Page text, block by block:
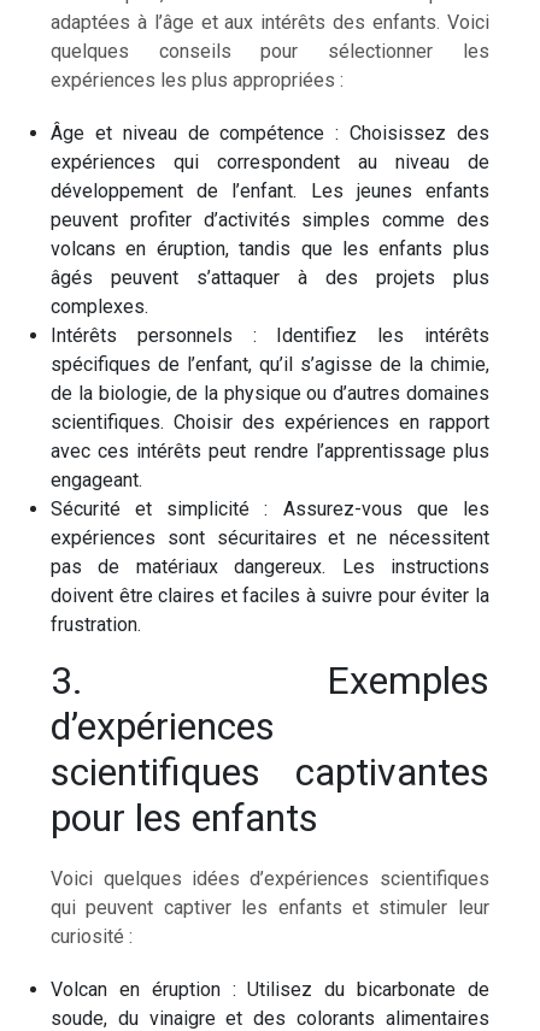
adaptées à l’âge et aux intérêts des enfants. Voici
quelques conseils pour sélectionner les
expériences les plus appropriées :
Âge et niveau de compétence : Choisissez des
expériences qui correspondent au niveau de
développement de l’enfant. Les jeunes enfants
peuvent profiter d’activités simples comme des
volcans en éruption, tandis que les enfants plus
âgés peuvent s’attaquer à des projets plus
complexes.
Intérêts personnels : Identifiez les intérêts
spécifiques de l’enfant, qu’il s’agisse de la chimie,
de la biologie, de la physique ou d’autres domaines
scientifiques. Choisir des expériences en rapport
avec ces intérêts peut rendre l’apprentissage plus
engageant.
Sécurité et simplicité : Assurez-vous que les
expériences sont sécuritaires et ne nécessitent
pas de matériaux dangereux. Les instructions
doivent être claires et faciles à suivre pour éviter la
frustration.
3. Exemples
d’expériences
scientifiques captivantes
pour les enfants
Voici quelques idées d’expériences scientifiques
qui peuvent captiver les enfants et stimuler leur
curiosité :
Volcan en éruption : Utilisez du bicarbonate de
soude, du vinaigre et des colorants alimentaires